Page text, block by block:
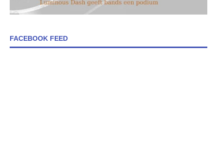
FACEBOOK FEED